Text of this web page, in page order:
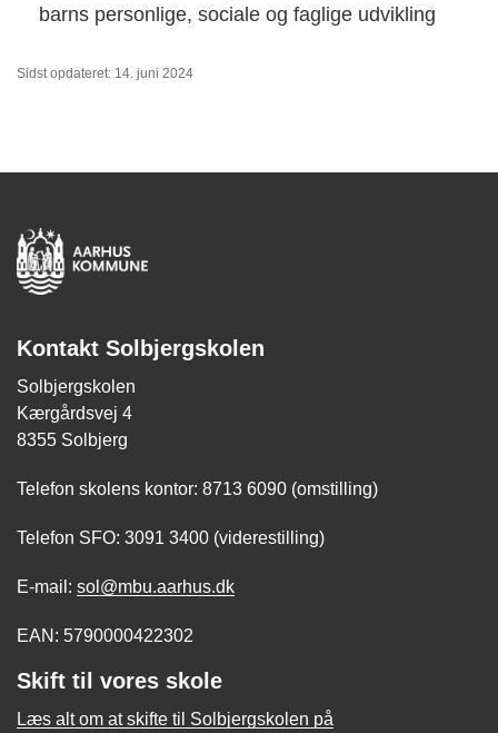
barns personlige, sociale og faglige udvikling
Sidst opdateret: 14. juni 2024
Kontakt Solbjergskolen
Solbjergskolen
Kærgårdsvej 4
8355 Solbjerg
Telefon skolens kontor: 8713 6090 (omstilling)
Telefon SFO: 3091 3400 (viderestilling)
E-mail: sol@mbu.aarhus.dk
EAN: 5790000422302
Skift til vores skole
Læs alt om at skifte til Solbjergskolen på